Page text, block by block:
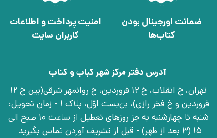
ضمانت اورجینال بودن
کتاب‌ها
امنیت پرداخت و اطلاعات
کاربران سایت
آدرس دفتر مرکز شهر کباب و کتاب
تهران، خ انقلاب، خ 12 فروردین، خ روانمهر شرقی(بین خ 12
فروردین و خ فخر رازی)، بن‌بست اوّل، پلاک 1 - زمان تحویل:
شنبه تا چهارشنبه به جز روزهای تعطیل از ساعت 10 صبح الی
15 (3 بعد از ظهر) - قبل از تشریف آوردن تماس بگیرید